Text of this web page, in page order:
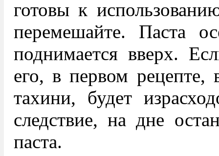
готовы к
перемешайте. Паста
поднимается вверх.
его, в первом рецепте,
тахини, будет
следствие, на дне
паста.